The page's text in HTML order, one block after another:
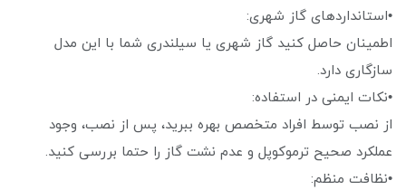
•استانداردهای گاز شهری:
اطمینان حاصل کنید گاز شهری یا سیلندری شما با این مدل
سازگاری دارد.
•نکات ایمنی در استفاده:
از نصب توسط افراد متخصص بهره ببرید، پس از نصب، وجود
عملکرد صحیح ترموکوپل و عدم نشت گاز را حتما بررسی کنید.
•نظافت منظم: